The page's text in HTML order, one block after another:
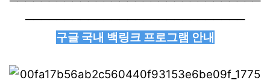
────────────────────────────
구글 국내 백링크 프로그램 안내